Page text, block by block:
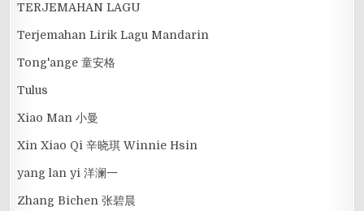
TERJEMAHAN LAGU
Terjemahan Lirik Lagu Mandarin
Tong'ange 童安格
Tulus
Xiao Man 小曼
Xin Xiao Qi 辛晓琪 Winnie Hsin
yang lan yi 洋澜一
Zhang Bichen 张碧晨